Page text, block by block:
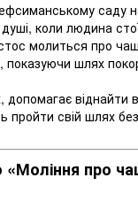
саду
коли людина
молиться про
показуючи шлях
допомагає віднайти
пройти свій шлях
про